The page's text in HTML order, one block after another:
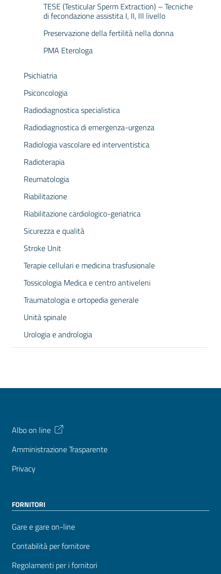
TESE (Testicular Sperm Extraction) – Tecniche
di fecondazione assistita I, II, III livello
Preservazione della fertilità nella donna
PMA Eterologa
Psichiatria
Psiconcologia
Radiodiagnostica specialistica
Radiodiagnostica di emergenza-urgenza
Radiologia vascolare ed interventistica
Radioterapia
Reumatologia
Riabilitazione
Riabilitazione cardiologico-geriatrica
Sicurezza e qualità
Stroke Unit
Terapie cellulari e medicina trasfusionale
Tossicologia Medica e centro antiveleni
Traumatologia e ortopedia generale
Unità spinale
Urologia e andrologia
Albo on line
Amministrazione Trasparente
Privacy
FORNITORI
Gare e gare on-line
Contabilità per fornitore
Regolamenti per i fornitori